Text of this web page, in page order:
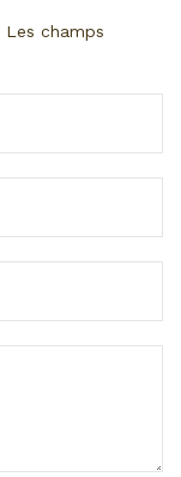
Les champs